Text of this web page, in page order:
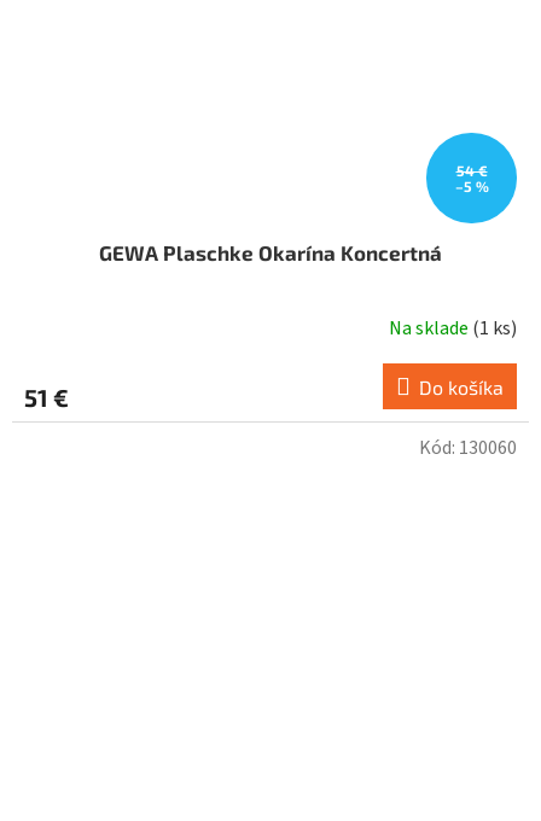
54 €
–5 %
GEWA Plaschke Okarína Koncertná
Na sklade (1 ks)
51 € Do košíka
Kód: 130060